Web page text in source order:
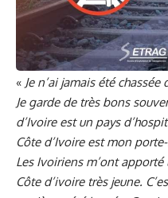
« Je n’ai jamais été chassée
Je garde de très bons
d’Ivoire est un pays
Côte d’Ivoire est mon
Les Ivoiriens m’ont
Côte d’ivoire très jeune.